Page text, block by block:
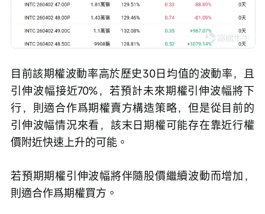
目前該期權波動率高於歷史30日均值的波動率，且
引伸波幅接近70%，若預計未來期權引伸波幅將下
行，則適合作爲期權賣方構造策略，但是從目前的
引伸波幅情況來看，該末日期權可能存在靠近行權
價附近快速上升的可能。
若預期期權引伸波幅將伴隨股價繼續波動而增加，
則適合作爲期權買方。